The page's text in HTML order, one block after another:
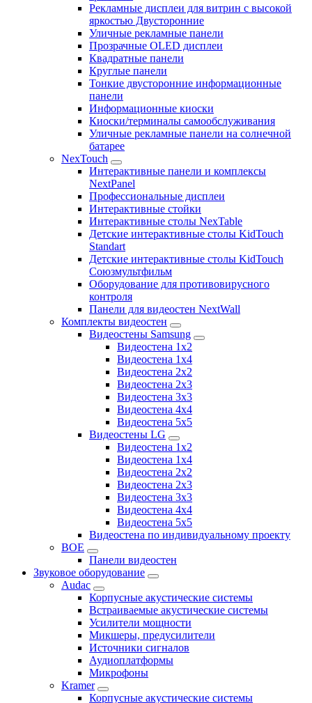
Рекламные дисплеи для витрин с высокой
яркостью Двусторонние
Уличные рекламные панели
Прозрачные OLED дисплеи
Квадратные панели
Круглые панели
Тонкие двусторонние информационные
панели
Информационные киоски
Киоски/терминалы самообслуживания
Уличные рекламные панели на солнечной
батарее
NexTouch
Интерактивные панели и комплексы
NextPanel
Профессиональные дисплеи
Интерактивные стойки
Интерактивные столы NexTable
Детские интерактивные столы KidTouch
Standart
Детские интерактивные столы KidTouch
Союзмультфильм
Оборудование для противовирусного
контроля
Панели для видеостен NextWall
Комплекты видеостен
Видеостены Samsung
Видеостена 1x2
Видеостена 1x4
Видеостена 2x2
Видеостена 2х3
Видеостена 3x3
Видеостена 4x4
Видеостена 5x5
Видеостены LG
Видеостена 1x2
Видеостена 1x4
Видеостена 2x2
Видеостена 2x3
Видеостена 3x3
Видеостена 4x4
Видеостена 5x5
Видеостена по индивидуальному проекту
BOE
Панели видеостен
Звуковое оборудование
Audac
Корпусные акустические системы
Встраиваемые акустические системы
Усилители мощности
Микшеры, предусилители
Источники сигналов
Аудиоплатформы
Микрофоны
Kramer
Корпусные акустические системы